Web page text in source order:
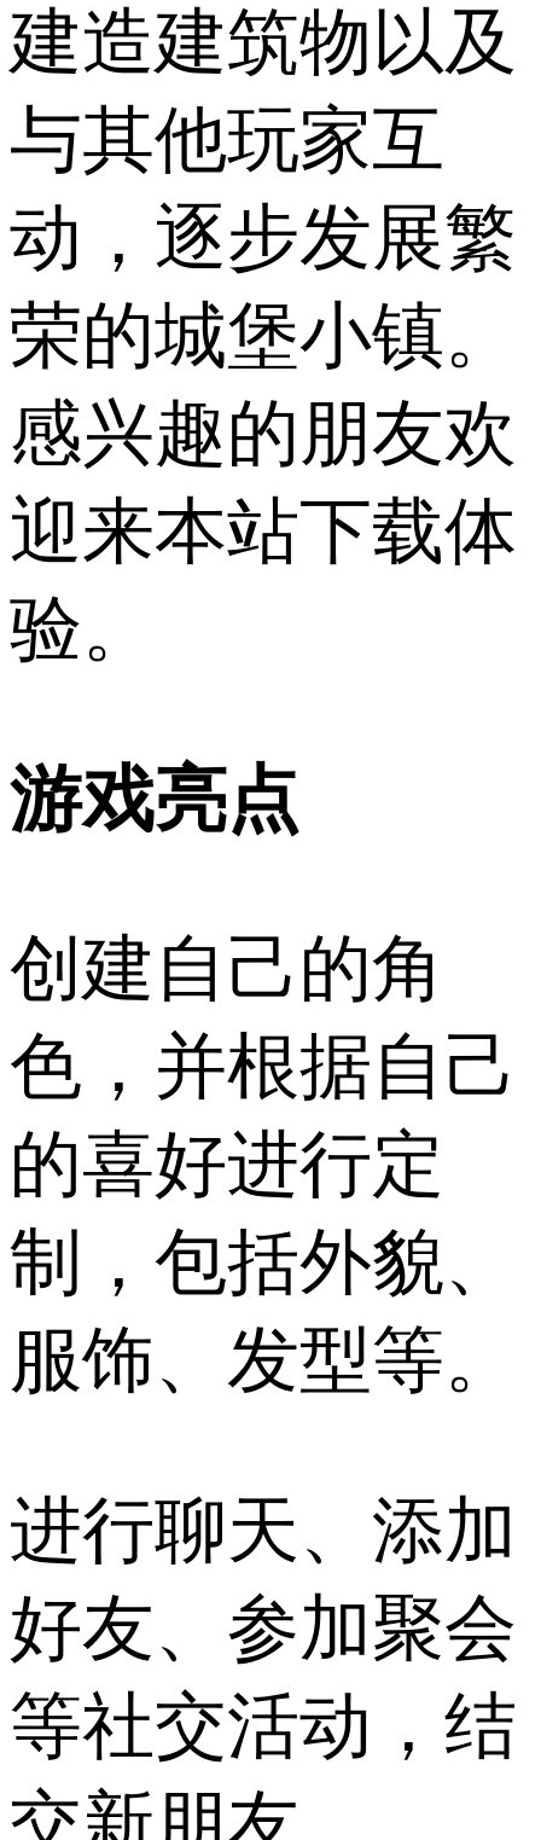
建造建筑物以及
与其他玩家互
动，逐步发展繁
荣的城堡小镇。
感兴趣的朋友欢
迎来本站下载体
验。
游戏亮点
创建自己的角
色，并根据自己
的喜好进行定
制，包括外貌、
服饰、发型等。
进行聊天、添加
好友、参加聚会
等社交活动，结